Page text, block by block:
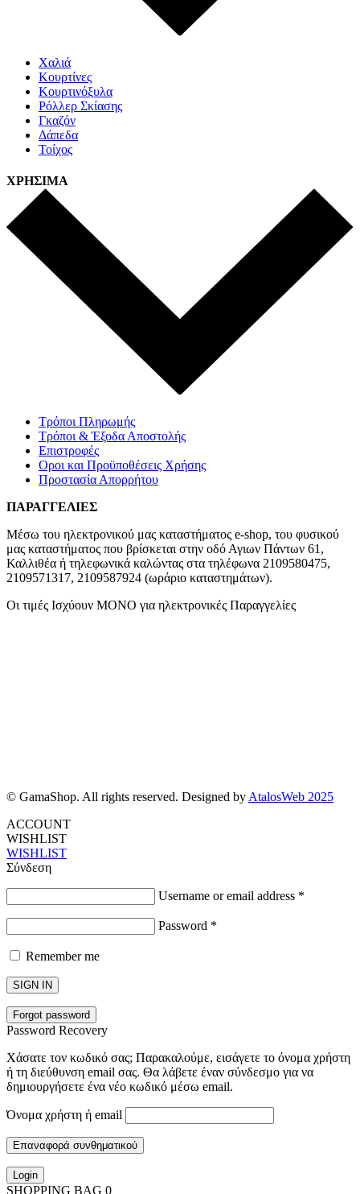
Χαλιά
Κουρτίνες
Κουρτινόξυλα
Ρόλλερ Σκίασης
Γκαζόν
Δάπεδα
Τοίχος
ΧΡΗΣΙΜΑ
Τρόποι Πληρωμής
Τρόποι & Έξοδα Αποστολής
Επιστροφές
Οροι και Προϋποθέσεις Χρήσης
Προστασία Απορρήτου
ΠΑΡΑΓΓΕΛΙΕΣ
Μέσω του ηλεκτρονικού μας καταστήματος e-shop, του φυσικού
μας καταστήματος που βρίσκεται στην οδό Αγιων Πάντων 61,
Καλλιθέα ή τηλεφωνικά καλώντας στα τηλέφωνα 2109580475,
2109571317, 2109587924 (ωράριο καταστημάτων).
Οι τιμές Ισχύουν ΜΟΝΟ για ηλεκτρονικές Παραγγελίες
© GamaShop. All rights reserved. Designed by AtalosWeb 2025
ACCOUNT
WISHLIST
WISHLIST
Σύνδεση
Username or email address *
Password *
Remember me
SIGN IN
Forgot password
Password Recovery
Χάσατε τον κωδικό σας; Παρακαλούμε, εισάγετε το όνομα χρήστη
ή τη διεύθυνση email σας. Θα λάβετε έναν σύνδεσμο για να
δημιουργήσετε ένα νέο κωδικό μέσω email.
Όνομα χρήστη ή email
Επαναφορά συνθηματικού
Login
SHOPPING BAG 0